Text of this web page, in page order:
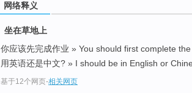
网络释义
坐在草地上
你应该先完成作业 » You should first complete
用英语还是中文? » I should be in English or
基于12个网页-相关网页